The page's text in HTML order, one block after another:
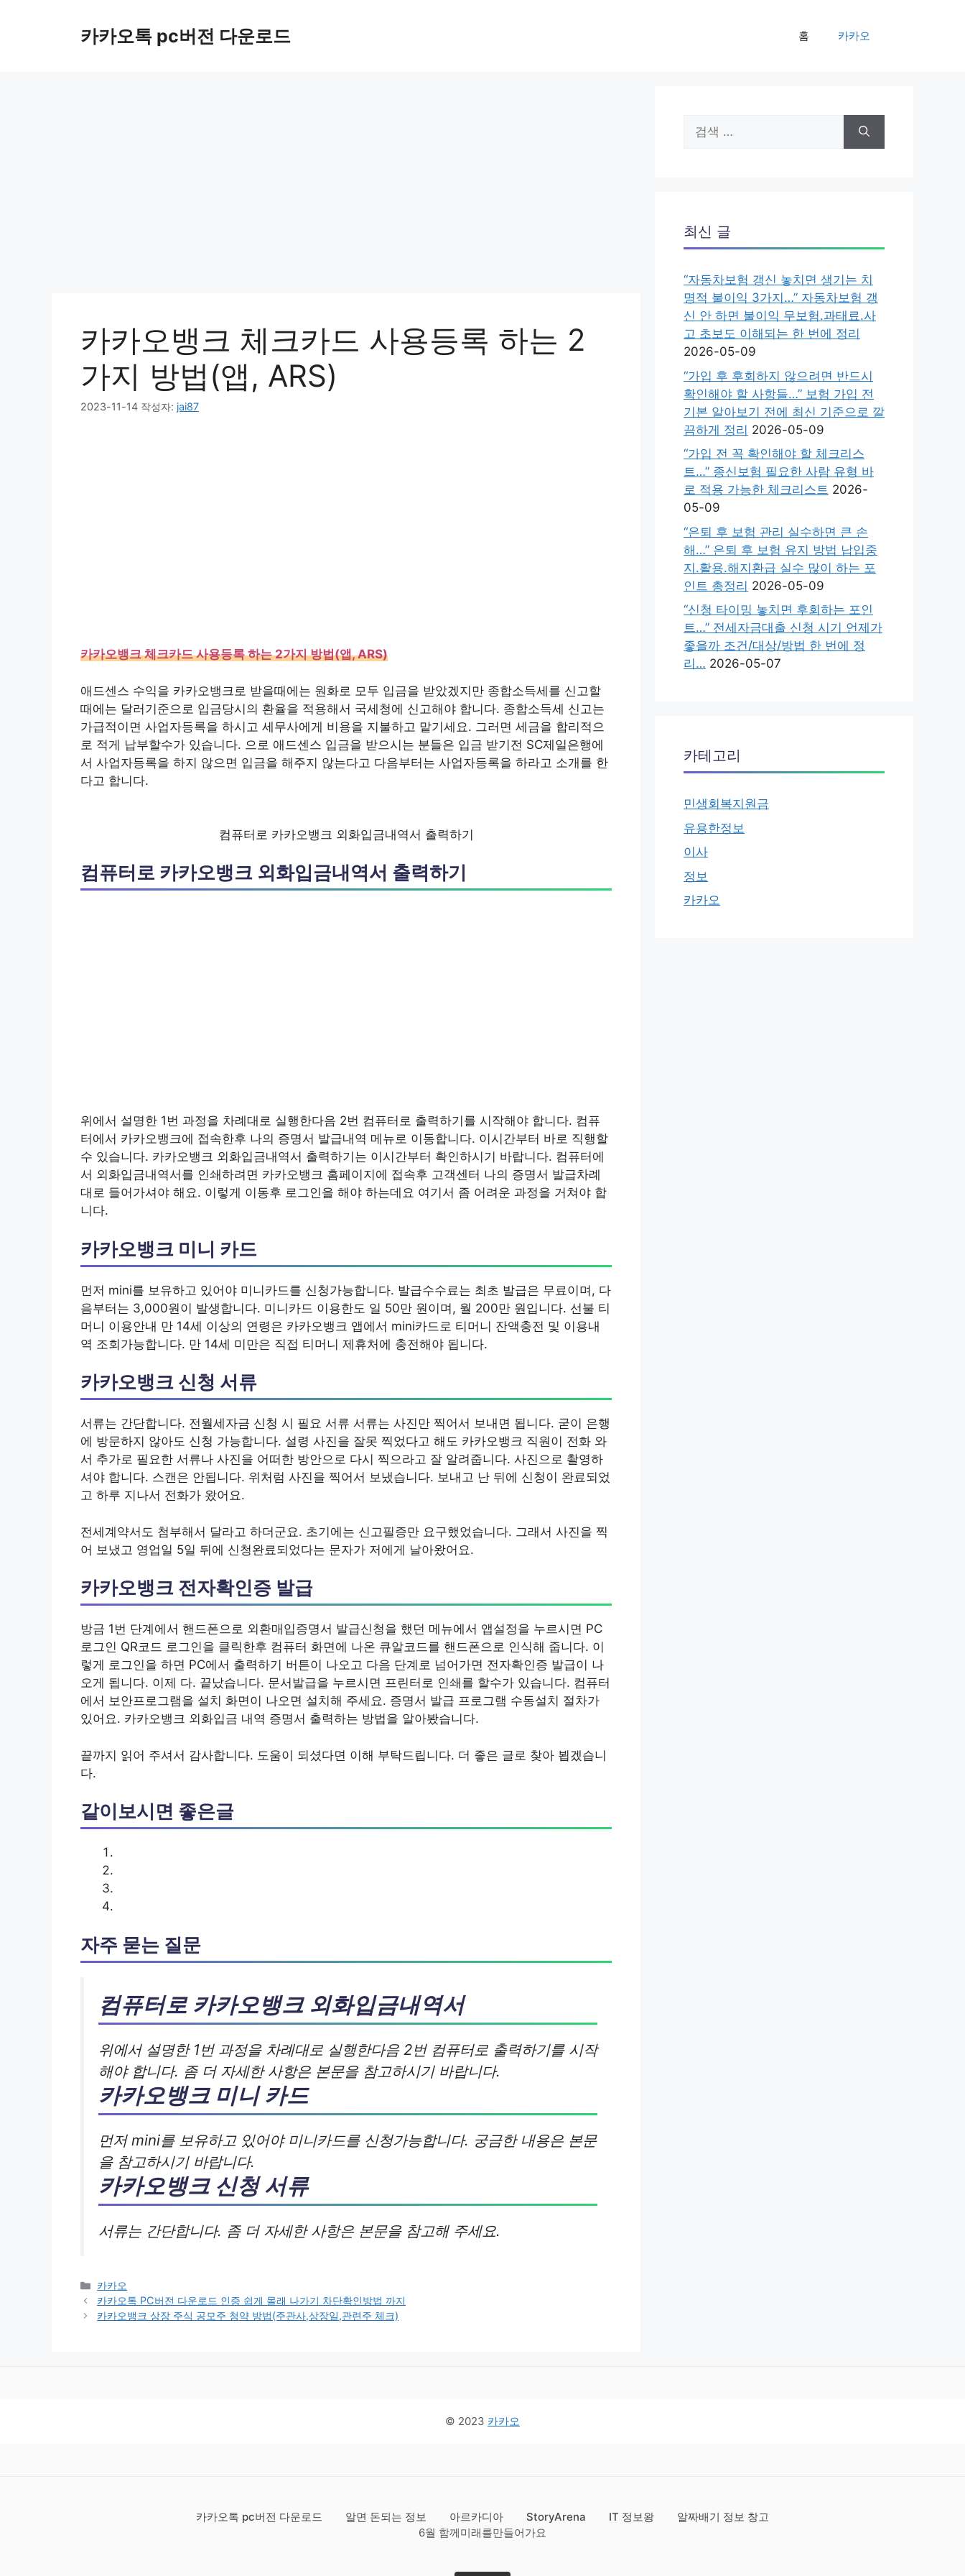
카카오톡 pc버전 다운로드 홈 카카오
카카오뱅크 체크카드 사용등록 하는 2
가지 방법(앱, ARS)
2023-11-14 작성자: jai87
카카오뱅크 체크카드 사용등록 하는 2가지 방법(앱, ARS)
애드센스 수익을 카카오뱅크로 받을때에는 원화로 모두 입금을 받았겠지만 종합소득세를 신고할
때에는 달러기준으로 입금당시의 환율을 적용해서 국세청에 신고해야 합니다. 종합소득세 신고는
가급적이면 사업자등록을 하시고 세무사에게 비용을 지불하고 맡기세요. 그러면 세금을 합리적으
로 적게 납부할수가 있습니다. 으로 애드센스 입금을 받으시는 분들은 입금 받기전 SC제일은행에
서 사업자등록을 하지 않으면 입금을 해주지 않는다고 다음부터는 사업자등록을 하라고 소개를 한
다고 합니다.
컴퓨터로 카카오뱅크 외화입금내역서 출력하기
컴퓨터로 카카오뱅크 외화입금내역서 출력하기
위에서 설명한 1번 과정을 차례대로 실행한다음 2번 컴퓨터로 출력하기를 시작해야 합니다. 컴퓨
터에서 카카오뱅크에 접속한후 나의 증명서 발급내역 메뉴로 이동합니다. 이시간부터 바로 직행할
수 있습니다. 카카오뱅크 외화입금내역서 출력하기는 이시간부터 확인하시기 바랍니다. 컴퓨터에
서 외화입금내역서를 인쇄하려면 카카오뱅크 홈페이지에 접속후 고객센터 나의 증명서 발급차례
대로 들어가셔야 해요. 이렇게 이동후 로그인을 해야 하는데요 여기서 좀 어려운 과정을 거쳐야 합
니다.
카카오뱅크 미니 카드
먼저 mini를 보유하고 있어야 미니카드를 신청가능합니다. 발급수수료는 최초 발급은 무료이며, 다
음부터는 3,000원이 발생합니다. 미니카드 이용한도 일 50만 원이며, 월 200만 원입니다. 선불 티
머니 이용안내 만 14세 이상의 연령은 카카오뱅크 앱에서 mini카드로 티머니 잔액충전 및 이용내
역 조회가능합니다. 만 14세 미만은 직접 티머니 제휴처에 충전해야 됩니다.
카카오뱅크 신청 서류
서류는 간단합니다. 전월세자금 신청 시 필요 서류 서류는 사진만 찍어서 보내면 됩니다. 굳이 은행
에 방문하지 않아도 신청 가능합니다. 설령 사진을 잘못 찍었다고 해도 카카오뱅크 직원이 전화 와
서 추가로 필요한 서류나 사진을 어떠한 방안으로 다시 찍으라고 잘 알려줍니다. 사진으로 촬영하
셔야 합니다. 스캔은 안됩니다. 위처럼 사진을 찍어서 보냈습니다. 보내고 난 뒤에 신청이 완료되었
고 하루 지나서 전화가 왔어요.
전세계약서도 첨부해서 달라고 하더군요. 초기에는 신고필증만 요구했었습니다. 그래서 사진을 찍
어 보냈고 영업일 5일 뒤에 신청완료되었다는 문자가 저에게 날아왔어요.
카카오뱅크 전자확인증 발급
방금 1번 단계에서 핸드폰으로 외환매입증명서 발급신청을 했던 메뉴에서 앱설정을 누르시면 PC
로그인 QR코드 로그인을 클릭한후 컴퓨터 화면에 나온 큐알코드를 핸드폰으로 인식해 줍니다. 이
렇게 로그인을 하면 PC에서 출력하기 버튼이 나오고 다음 단계로 넘어가면 전자확인증 발급이 나
오게 됩니다. 이제 다. 끝났습니다. 문서발급을 누르시면 프린터로 인쇄를 할수가 있습니다. 컴퓨터
에서 보안프로그램을 설치 화면이 나오면 설치해 주세요. 증명서 발급 프로그램 수동설치 절차가
있어요. 카카오뱅크 외화입금 내역 증명서 출력하는 방법을 알아봤습니다.
끝까지 읽어 주셔서 감사합니다. 도움이 되셨다면 이해 부탁드립니다. 더 좋은 글로 찾아 뵙겠습니
다.
같이보시면 좋은글
자주 묻는 질문
컴퓨터로 카카오뱅크 외화입금내역서
위에서 설명한 1번 과정을 차례대로 실행한다음 2번 컴퓨터로 출력하기를 시작
해야 합니다. 좀 더 자세한 사항은 본문을 참고하시기 바랍니다.
카카오뱅크 미니 카드
먼저 mini를 보유하고 있어야 미니카드를 신청가능합니다. 궁금한 내용은 본문
을 참고하시기 바랍니다.
카카오뱅크 신청 서류
서류는 간단합니다. 좀 더 자세한 사항은 본문을 참고해 주세요.
카
테
고
카카오
카카오톡 PC버전 다운로드 인증 쉽게 몰래 나가기 차단확인방법 까지
카카오뱅크 상장 주식 공모주 청약 방법(주관사,상장일,관련주 체크)
색:
최신 글
“자동차보험 갱신 놓치면 생기는 치
명적 불이익 3가지…” 자동차보험 갱
신 안 하면 불이익 무보험.과태료.사
고 초보도 이해되는 한 번에 정리
2026-05-09
“가입 후 후회하지 않으려면 반드시
확인해야 할 사항들…” 보험 가입 전
기본 알아보기 전에 최신 기준으로 깔
끔하게 정리 2026-05-09
“가입 전 꼭 확인해야 할 체크리스
트…” 종신보험 필요한 사람 유형 바
로 적용 가능한 체크리스트 2026-
05-09
“은퇴 후 보험 관리 실수하면 큰 손
해…” 은퇴 후 보험 유지 방법 납입중
지.활용.해지환급 실수 많이 하는 포
인트 총정리 2026-05-09
“신청 타이밍 놓치면 후회하는 포인
트…” 전세자금대출 신청 시기 언제가
좋을까 조건/대상/방법 한 번에 정
리… 2026-05-07
카테고리
민생회복지원금
유용한정보
이사
정보
카카오
© 2023 카카오
카카오톡 pc버전 다운로드 알면 돈되는 정보 아르카디아 StoryArena IT 정보왕
알짜배기 정보 창고
6월 함께미래를만들어가요